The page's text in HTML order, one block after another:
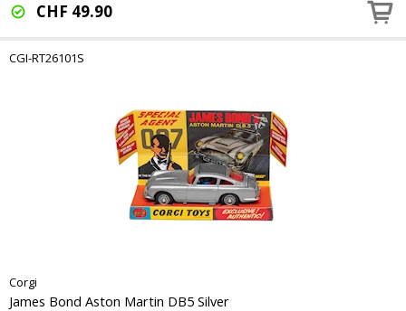
CHF 49.90
CGI-RT26101S
Corgi
James Bond Aston Martin DB5 Silver